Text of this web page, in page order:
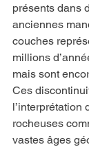
présents dans
anciennes
couches
millions
mais sont
Ces
l’interprétation
rocheuses
vastes âges